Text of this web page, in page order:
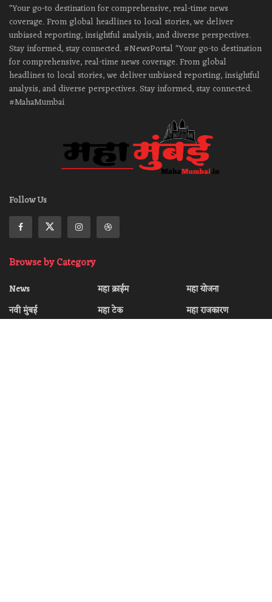
"Your go-to destination for comprehensive, real-time news
coverage. From global headlines to local stories, we deliver
unbiased reporting, insightful analysis, and diverse perspectives.
Stay informed, stay connected. #NewsPortal "Your go-to destination
for comprehensive, real-time news coverage. From global
headlines to local stories, we deliver unbiased reporting, insightful
analysis, and diverse perspectives. Stay informed, stay connected.
#MahaMumbai
Follow Us
Browse by Category
News
नवी मुंबई
महा क्राईम
महा टेक
महा योजना
महा राजकारण